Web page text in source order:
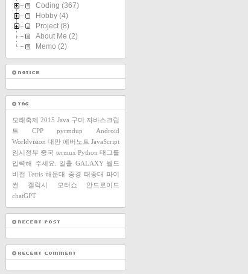
Coding (367)
Hobby (4)
Project (8)
About Me (2)
Memo (2)
모래축제 2015 Java 구미 자바스크립
트
CPP pyrmdup
Android
Worldvision 대만 에버노트 JavaScript
임시정부 중국 termux Python 태그를
입력해 주세요.
일출 GALAXY 월드
비전 Tetris 해운대 중경 태종대 파이
썬
갤럭시 모터쇼
안드로이드
chatGPT